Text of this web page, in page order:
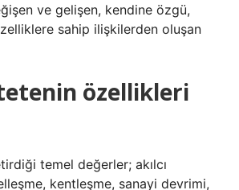
ve gelişen, kendine özgü,
sahip ilişkilerden oluşan
özellikleri
temel değerler; akılcı
kentleşme, sanayi devrimi,